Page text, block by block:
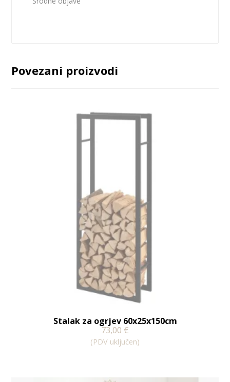
Povezani proizvodi
Stalak za ogrjev 60x25x150cm
73,00 €
(PDV uključen)